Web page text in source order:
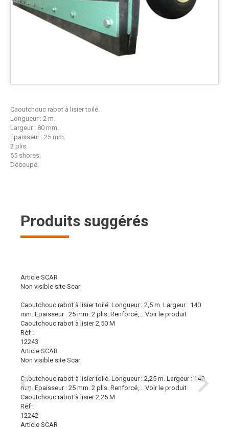
Caoutchouc rabot à lisier toilé.
Longueur : 2 m.
Largeur : 80 mm.
Epaisseur : 25 mm.
2 plis.
65 shores.
Découpé.
Produits suggérés
Article SCAR
Non visible site Scar
Caoutchouc rabot à lisier toilé. Longueur : 2,5 m. Largeur : 140
mm. Epaisseur : 25 mm. 2 plis. Renforcé,...
Voir le produit
Caoutchouc rabot à lisier 2,50 M
Réf :
12243
Article SCAR
Non visible site Scar
Caoutchouc rabot à lisier toilé. Longueur : 2,25 m. Largeur : 140
mm. Epaisseur : 25 mm. 2 plis. Renforcé,...
Voir le produit
Caoutchouc rabot à lisier 2,25 M
Réf :
12242
Article SCAR